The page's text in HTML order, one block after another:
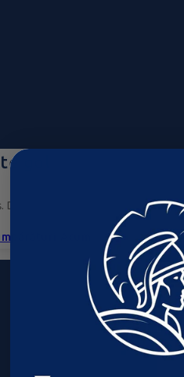
gol
Du-te, umple-l cu ceva ce-ți
Acum